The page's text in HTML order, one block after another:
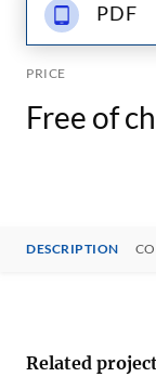
PDF
PRICE
Free of
DESCRIPTION
Related